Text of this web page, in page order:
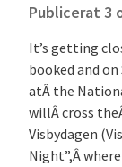
Publicerat 3
It’s getting
booked and
atÂ the
willÂ cross
Visbydagen
Night”,Â